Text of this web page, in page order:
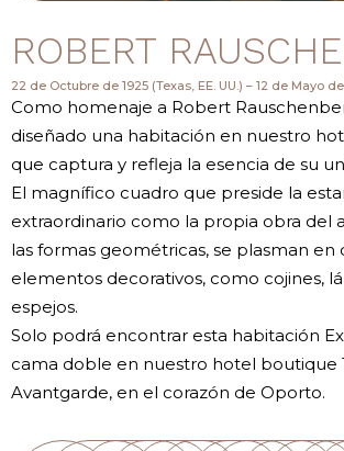
ROBERT
22 de Octubre de 1925 (Texas, EE. UU.) – 12 de Mayo
Como homenaje a Robert
diseñado una habitación en nuestro
que captura y refleja la esencia de su
El magnífico cuadro que preside la
extraordinario como la propia obra del
las formas geométricas, se plasman en
elementos decorativos, como cojines,
espejos.
Solo podrá encontrar esta habitación
cama doble en nuestro hotel boutique
Avantgarde, en el corazón de Oporto.